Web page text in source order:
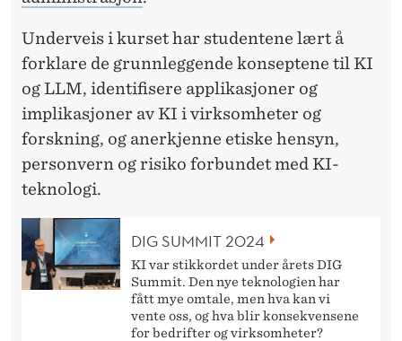
Underveis i kurset har studentene lært å
forklare de grunnleggende konseptene til KI
og LLM, identifisere applikasjoner og
implikasjoner av KI i virksomheter og
forskning, og anerkjenne etiske hensyn,
personvern og risiko forbundet med KI-
teknologi.
DIG SUMMIT 2024
KI var stikkordet under årets DIG
Summit. Den nye teknologien har
fått mye omtale, men hva kan vi
vente oss, og hva blir konsekvensene
for bedrifter og virksomheter?